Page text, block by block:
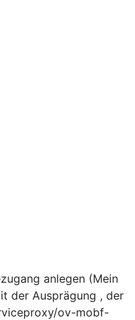
anlegen (Mein
der Ausprägung , der
ov-mobf-